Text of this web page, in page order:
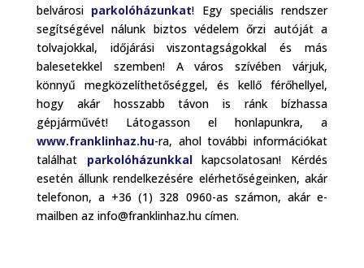
belvárosi parkolóházunkat! Egy speciális rendszer
segítségével nálunk biztos védelem őrzi autóját a
tolvajokkal, időjárási viszontagságokkal és más
balesetekkel szemben! A város szívében várjuk,
könnyű megközelíthetőséggel, és kellő férőhellyel,
hogy akár hosszabb távon is ránk bízhassa
gépjárművét! Látogasson el honlapunkra, a
www.franklinhaz.hu-ra, ahol további információkat
találhat parkolóházunkkalkapcsolatosan! Kérdés
esetén állunk rendelkezésére elérhetőségeinken, akár
telefonon, a +36 (1) 328 0960-as számon, akár e-
mailben az info@franklinhaz.hu címen.